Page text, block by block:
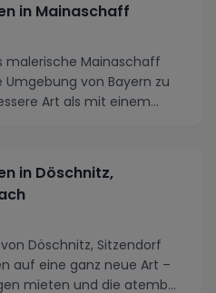
in Mainaschaff
malerische Mainaschaff
von Bayern zu
Art als mit einem
in Döschnitz,
Döschnitz, Sitzendorf
auf eine ganz neue Art –
mieten und die atemb...